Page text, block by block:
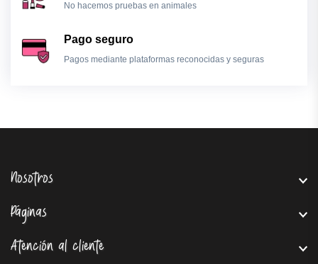
No hacemos pruebas en animales
Pago seguro
Pagos mediante plataformas reconocidas y seguras
Nosotros
Páginas
Atención al cliente